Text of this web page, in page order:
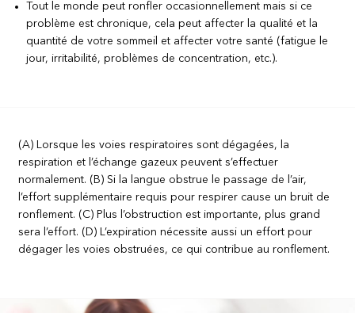
Tout le monde peut ronfler occasionnellement mais si ce
problème est chronique, cela peut affecter la qualité et la
quantité de votre sommeil et affecter votre santé (fatigue le
jour, irritabilité, problèmes de concentration, etc.).
(A) Lorsque les voies respiratoires sont dégagées, la
respiration et l’échange gazeux peuvent s’effectuer
normalement. (B) Si la langue obstrue le passage de l’air,
l’effort supplémentaire requis pour respirer cause un bruit de
ronflement. (C) Plus l’obstruction est importante, plus grand
sera l’effort. (D) L’expiration nécessite aussi un effort pour
dégager les voies obstruées, ce qui contribue au ronflement.